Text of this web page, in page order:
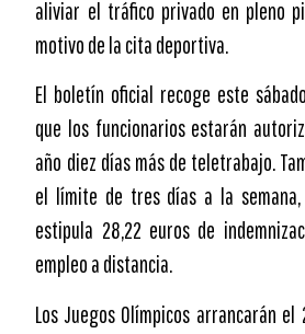
aliviar el tráfico privado en pleno
motivo de la cita deportiva.
El boletín oficial recoge este
que los funcionarios estarán
año diez días más de teletrabajo.
el límite de tres días a la
estipula 28,22 euros de
empleo a distancia.
Los Juegos Olímpicos arrancarán